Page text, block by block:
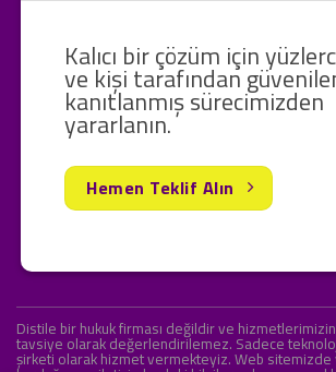
Kalıcı bir çözüm için
ve kişi tarafından
kanıtlanmış sürecimizden
yararlanın.
Hemen Teklif Alın
Distile bir hukuk firması değildir ve
tavsiye olarak değerlendirilemez. Sadece
şirketi olarak hizmet vermekteyiz. Web